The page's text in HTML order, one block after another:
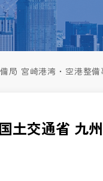
局 宮崎港湾・空港整
土交通省 九